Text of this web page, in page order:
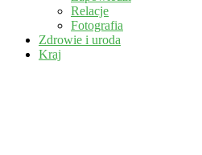
Relacje
Fotografia
Zdrowie i uroda
Kraj